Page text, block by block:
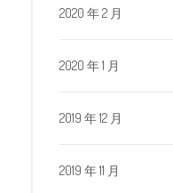
2020 年 2 月
2020 年 1 月
2019 年 12 月
2019 年 11 月